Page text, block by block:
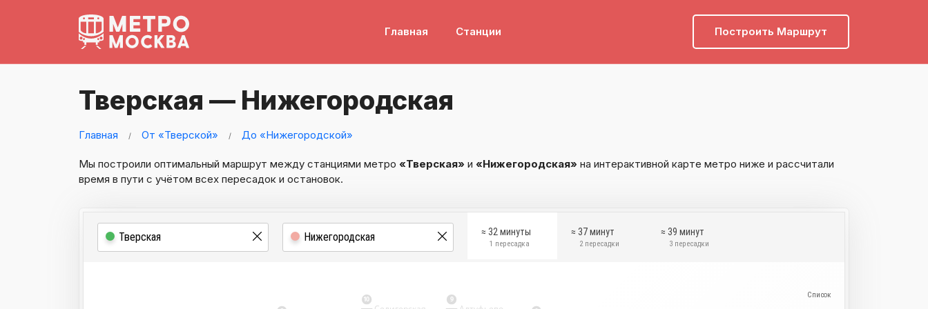
Главная Станции Построить Маршрут
Тверская — Нижегородская
Главная От «Тверской» До «Нижегородской»
Мы построили оптимальный маршрут между станциями метро «Тверская» и «Нижегородская» на интерактивной карте метро ниже и рассчитали
время в пути с учётом всех пересадок и остановок.
≈ 32 минуты
1 пересадка
≈ 37 минут
2 пересадки
≈ 39 минут
3 пересадки
9
10